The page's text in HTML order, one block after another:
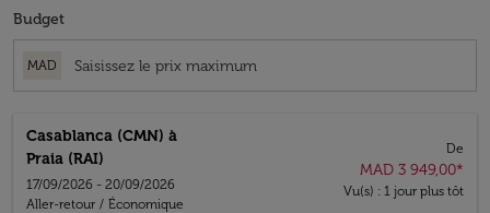
Budget
MAD
Casablanca (CMN) à
Praia (RAI)
17/09/2026 - 20/09/2026
Aller-retour / Économique
De
MAD 3 949,00*
Vu(s) : 1 jour plus tôt